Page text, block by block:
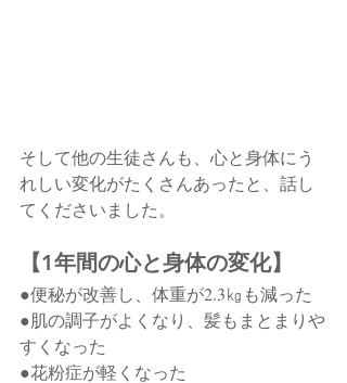
そして他の生徒さんも、心と身体にう
れしい変化がたくさんあったと、話し
てくださいました。
【1年間の心と身体の変化】
●便秘が改善し、体重が2.3㎏も減った
●肌の調子がよくなり、髪もまとまりや
すくなった
●花粉症が軽くなった